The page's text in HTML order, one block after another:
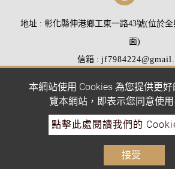
本網站使用 Cookies 為您提供更
覽本網站，即表示您同意使用
點擊此處閱讀我們的
接受
地址
彰化縣伸港鄉工東一路43號(位於
面)
信箱
傳真
(04)7977407
Copyright © 2026 All rights reserved.
jf7984224@gmail.com